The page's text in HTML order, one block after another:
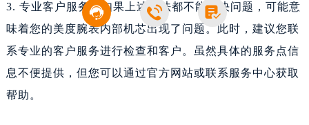
  
3. 专业客户服务：如果上述方法都不能解决问题，可能意
味着您的美度腕表内部机芯出现了问题。此时，建议您联
系专业的客户服务进行检查和客户。虽然具体的服务点信
息不便提供，但您可以通过官方网站或联系服务中心获取
帮助。